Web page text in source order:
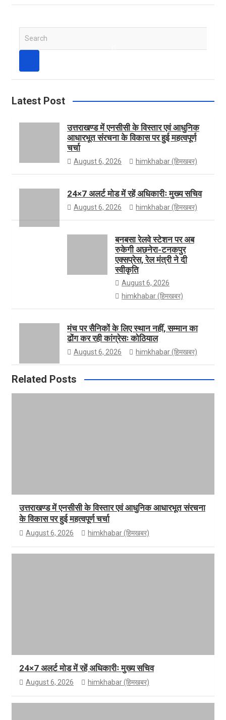
o
a
t
u
r
Latest Post
उत्तराखण्ड में एनसीसी के विस्तार एवं आधुनिक
आधारभूत संरचना के विकास पर हुई महत्वपूर्ण
चर्चा
August 6, 2026 himkhabar (हिमखबर)
24×7 अलर्ट मोड में रहें अधिकारीः मुख्य सचिव
August 6, 2026 himkhabar (हिमखबर)
बनबसा रेलवे स्टेशन पर अब
रुकेगी अछनेरा-टनकपुर
एक्सप्रेस, रेल मंत्री ने दी
स्वीकृति
August 6, 2026
himkhabar (हिमखबर)
मंच पर सैनिकों के लिए स्थान नहीं, सम्मान का
ढोंग कर रही कांग्रेसः कोठियाल
August 6, 2026 himkhabar (हिमखबर)
Related Posts
उत्तराखण्ड में एनसीसी के विस्तार एवं आधुनिक आधारभूत संरचना
के विकास पर हुई महत्वपूर्ण चर्चा
August 6, 2026 himkhabar (हिमखबर)
24×7 अलर्ट मोड में रहें अधिकारीः मुख्य सचिव
August 6, 2026 himkhabar (हिमखबर)